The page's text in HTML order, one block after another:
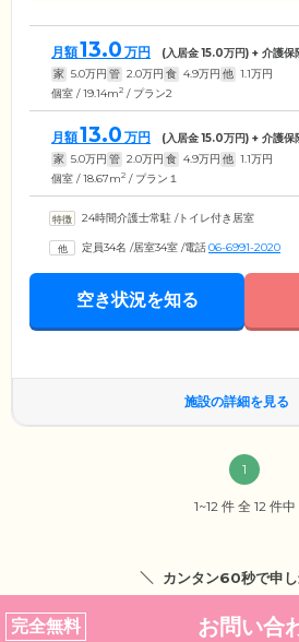
月額13.0 万円 (入居金15.0万円) + 介護保
家 5.0万円 管 2.0万円 食 4.9万円 他 1.1万円
個室 / 19.14m2 / プラン2
月額13.0 万円 (入居金15.0万円) + 介護保
家 5.0万円 管 2.0万円 食 4.9万円 他 1.1万円
個室 / 18.67m2 / プラン１
24時間介護士常駐 /トイレ付き居室
定員34名 /居室34室 /電話06-6991-2020
空き状況を知る
施設の詳細を見る
1
1~12 件 全 12 件中
カンタン60秒で申
完全無料 お問い合